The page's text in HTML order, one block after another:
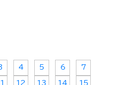
4 5 6 7
12 13 14 15